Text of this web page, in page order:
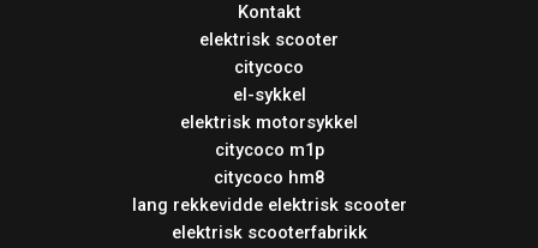
Kontakt
elektrisk scooter
citycoco
el-sykkel
elektrisk motorsykkel
citycoco m1p
citycoco hm8
lang rekkevidde elektrisk scooter
elektrisk scooterfabrikk